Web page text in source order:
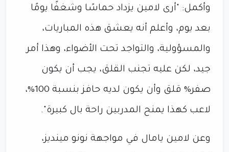
وأكمل: "أرى لامين يزداد حماسًا وشغفًا يومًا
بعد يوم، وأعلم أنه يعشق هذه المباريات،
والمسؤولية، والتواجد تحت الأضواء، وهذا أمر
جيد، لكن عليه تجنب القلق، يجب أن يكون
صفر% قلق وأن يكون لديه حافز بنسبة 100%،
لاعب كهذا يمنح المدربين راحة بال كبيرة".
وعن لامين يامال في مواجهة نونو مينديز،